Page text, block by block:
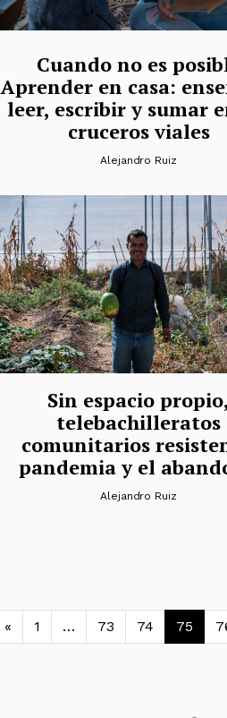
Cuando no es
Aprender en casa:
leer, escribir y sumar
cruceros viales
Alejandro Ruiz
Sin espacio propio,
telebachilleratos
comunitarios
pandemia y el
Alejandro Ruiz
Navegación de
« 1 … 73 74 75